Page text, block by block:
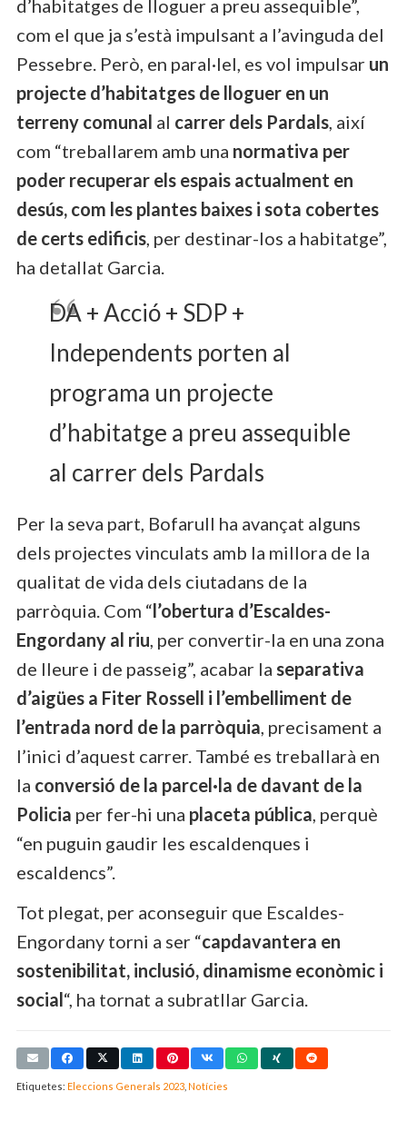
d’habitatges de lloguer a preu assequible”,
com el que ja s’està impulsant a l’avinguda del
Pessebre. Però, en paral·lel, es vol impulsar un
projecte d’habitatges de lloguer en un
terreny comunal al carrer dels Pardals, així
com “treballarem amb una normativa per
poder recuperar els espais actualment en
desús, com les plantes baixes i sota cobertes
de certs edificis, per destinar-los a habitatge”,
ha detallat Garcia.
DA + Acció + SDP +
Independents porten al
programa un projecte
d’habitatge a preu assequible
al carrer dels Pardals
Per la seva part, Bofarull ha avançat alguns
dels projectes vinculats amb la millora de la
qualitat de vida dels ciutadans de la
parròquia. Com “l’obertura d’Escaldes-
Engordany al riu, per convertir-la en una zona
de lleure i de passeig”, acabar la separativa
d’aigües a Fiter Rossell i l’embelliment de
l’entrada nord de la parròquia, precisament a
l’inici d’aquest carrer. També es treballarà en
la conversió de la parcel·la de davant de la
Policia per fer-hi una placeta pública, perquè
“en puguin gaudir les escaldenques i
escaldencs”.
Tot plegat, per aconseguir que Escaldes-
Engordany torni a ser “capdavantera en
sostenibilitat, inclusió, dinamisme econòmic i
social“, ha tornat a subratllar Garcia.
Etiquetes: Eleccions Generals 2023 Notícies